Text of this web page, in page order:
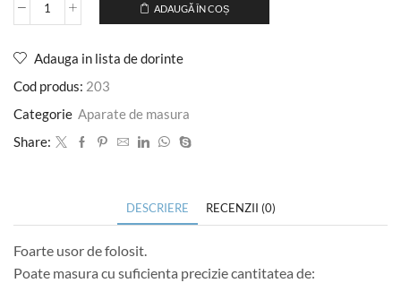
ADAUGĂ ÎN COȘ
Adauga in lista de dorinte
Cod produs: 203
Categorie Aparate de masura
Share:
DESCRIERE RECENZII (0)
Foarte usor de folosit.
Poate masura cu suficienta precizie cantitatea de: